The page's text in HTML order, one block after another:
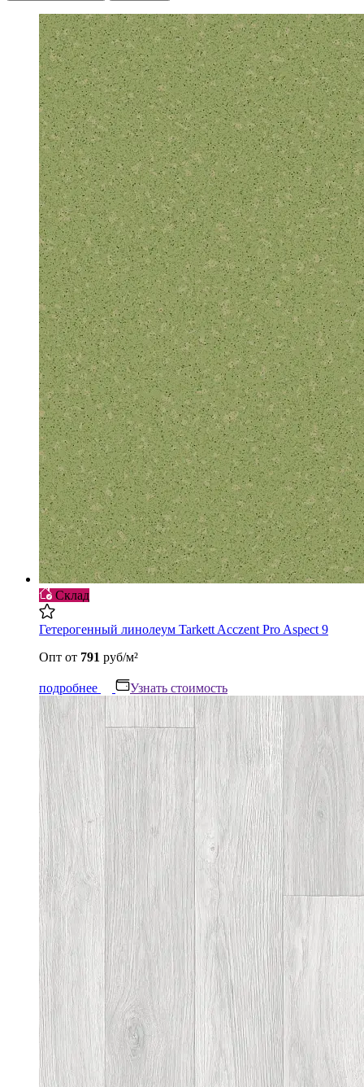
Склад
Гетерогенный линолеум Tarkett Acczent Pro Aspect 9
Опт от 791 руб/м²
подробнее Узнать стоимость